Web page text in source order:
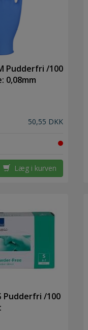
Pudderfri /100
0,08mm
50,55 DKK
Læg i kurven
Pudderfri /100